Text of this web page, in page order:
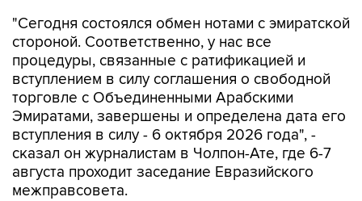
"Сегодня состоялся обмен нотами с эмиратской
стороной. Соответственно, у нас все
процедуры, связанные с ратификацией и
вступлением в силу соглашения о свободной
торговле с Объединенными Арабскими
Эмиратами, завершены и определена дата его
вступления в силу - 6 октября 2026 года", -
сказал он журналистам в Чолпон-Ате, где 6-7
августа проходит заседание Евразийского
межправсовета.